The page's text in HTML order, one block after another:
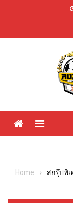
Menu
Home สกรุ๊ปพิ